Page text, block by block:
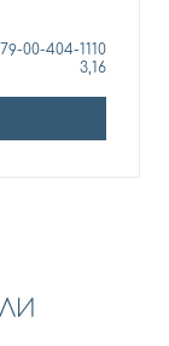
00-404-1110
3,16